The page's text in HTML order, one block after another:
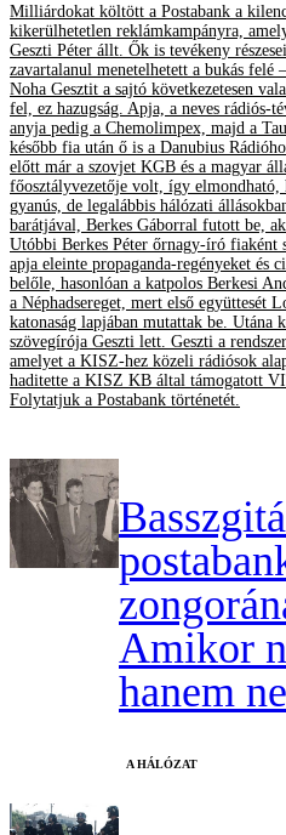
Milliárdokat költött a Postabank a
kikerülhetetlen reklámkampányra,
Geszti Péter állt. Ők is tevékeny
zavartalanul menetelhetett a bukás
Noha Gesztit a sajtó következetesen
fel, ez hazugság. Apja, a neves rádiós-
anyja pedig a Chemolimpex, majd a
később fia után ő is a Danubius
előtt már a szovjet KGB és a magyar
főosztályvezetője volt, így
gyanús, de legalábbis hálózati
barátjával, Berkes Gáborral futott be,
Utóbbi Berkes Péter őrnagy-író fiaként
apja eleinte propaganda-regényeket
belőle, hasonlóan a katpolos Berkesi
a Néphadsereget, mert első együttesét
katonaság lapjában mutattak be. Utána
szövegírója Geszti lett. Geszti a
amelyet a KISZ-hez közeli rádiósok
haditette a KISZ KB által támogatott
Folytatjuk a Postabank történetét.
Amikor
hanem
A HÁLÓZAT